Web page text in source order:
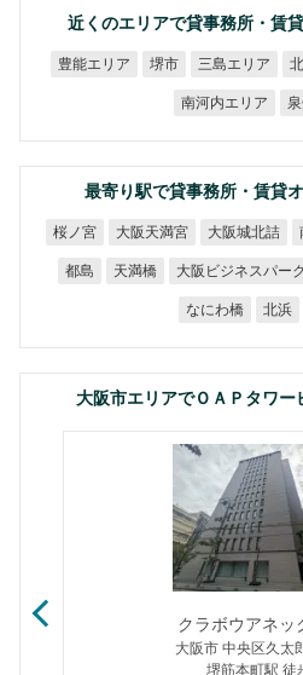
近くのエリアで貸事務所・賃
豊能エリア 堺市 三島エリア
南河内エリア
最寄り駅で貸事務所・賃貸
桜ノ宮 大阪天満宮 大阪城北詰
都島 天満橋 大阪ビジネスパーク
なにわ橋 北浜
大阪市エリアでＯＡＰタワー
クラボウアネッ
大阪市 中央区久太
堺筋本町駅 徒